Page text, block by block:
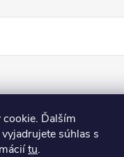
Ďalším
súhlas s
tu.